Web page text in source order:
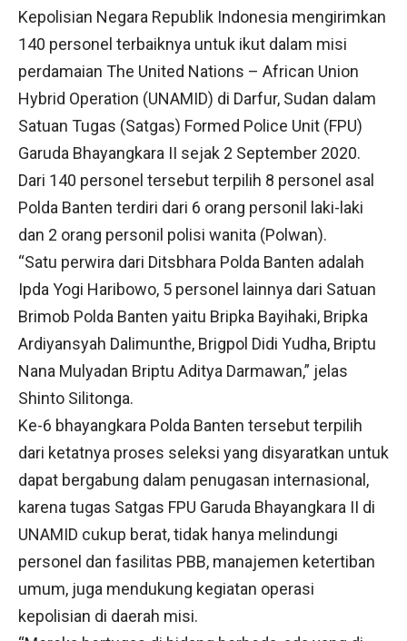
Kepolisian Negara Republik Indonesia mengirimkan
140 personel terbaiknya untuk ikut dalam misi
perdamaian The United Nations – African Union
Hybrid Operation (UNAMID) di Darfur, Sudan dalam
Satuan Tugas (Satgas) Formed Police Unit (FPU)
Garuda Bhayangkara II sejak 2 September 2020.
Dari 140 personel tersebut terpilih 8 personel asal
Polda Banten terdiri dari 6 orang personil laki-laki
dan 2 orang personil polisi wanita (Polwan).
“Satu perwira dari Ditsbhara Polda Banten adalah
Ipda Yogi Haribowo, 5 personel lainnya dari Satuan
Brimob Polda Banten yaitu Bripka Bayihaki, Bripka
Ardiyansyah Dalimunthe, Brigpol Didi Yudha, Briptu
Nana Mulyadan Briptu Aditya Darmawan,” jelas
Shinto Silitonga.
Ke-6 bhayangkara Polda Banten tersebut terpilih
dari ketatnya proses seleksi yang disyaratkan untuk
dapat bergabung dalam penugasan internasional,
karena tugas Satgas FPU Garuda Bhayangkara II di
UNAMID cukup berat, tidak hanya melindungi
personel dan fasilitas PBB, manajemen ketertiban
umum, juga mendukung kegiatan operasi
kepolisian di daerah misi.